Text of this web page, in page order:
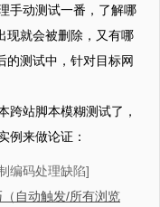
手动测试一番，了解哪
现就会被删除，又有哪
的测试中，针对目标网
跨站脚本模糊测试了，
例来做论证：
编码处理缺陷]
自动触发/所有浏览